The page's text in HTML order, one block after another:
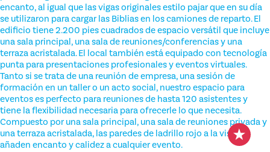
encanto, al igual que las vigas originales estilo pajar que en su día
se utilizaron para cargar las Biblias en los camiones de reparto. El
edificio tiene 2.200 pies cuadrados de espacio versátil que incluye
una sala principal, una sala de reuniones/conferencias y una
terraza acristalada. El local también está equipado con tecnología
punta para presentaciones profesionales y eventos virtuales.
Tanto si se trata de una reunión de empresa, una sesión de
formación en un taller o un acto social, nuestro espacio para
eventos es perfecto para reuniones de hasta 120 asistentes y
tiene la flexibilidad necesaria para ofrecerle lo que necesita.
Compuesto por una sala principal, una sala de reuniones privada y
una terraza acristalada, las paredes de ladrillo rojo a la vista
añaden encanto y calidez a cualquier evento.